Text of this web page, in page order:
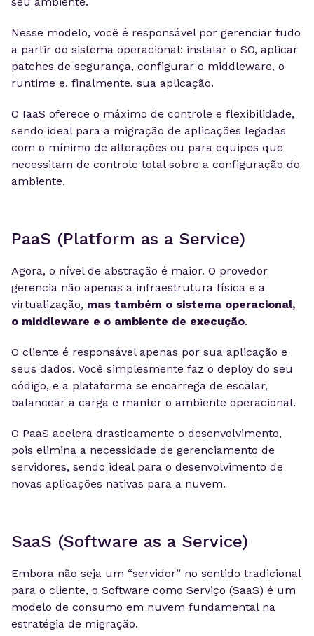
Nesse modelo, você é responsável por gerenciar tudo
a partir do sistema operacional: instalar o SO, aplicar
patches de segurança, configurar o middleware, o
runtime e, finalmente, sua aplicação.
O IaaS oferece o máximo de controle e flexibilidade,
sendo ideal para a migração de aplicações legadas
com o mínimo de alterações ou para equipes que
necessitam de controle total sobre a configuração do
ambiente.
PaaS (Platform as a Service)
Agora, o nível de abstração é maior. O provedor
gerencia não apenas a infraestrutura física e a
virtualização, mas também o sistema operacional,
o middleware e o ambiente de execução.
O cliente é responsável apenas por sua aplicação e
seus dados. Você simplesmente faz o deploy do seu
código, e a plataforma se encarrega de escalar,
balancear a carga e manter o ambiente operacional.
O PaaS acelera drasticamente o desenvolvimento,
pois elimina a necessidade de gerenciamento de
servidores, sendo ideal para o desenvolvimento de
novas aplicações nativas para a nuvem.
SaaS (Software as a Service)
Embora não seja um “servidor” no sentido tradicional
para o cliente, o Software como Serviço (SaaS) é um
modelo de consumo em nuvem fundamental na
estratégia de migração.